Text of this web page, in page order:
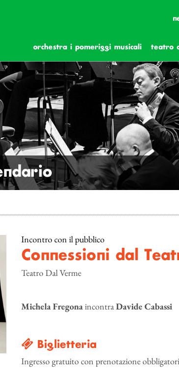
orchestra i pomeriggi musicali teatro
Incontro con il pubblico
Connessioni dal
Teatro Dal Verme
Michela FregonaincontraDavide Cabassi
Biglietteria
Ingresso gratuito con prenotazione